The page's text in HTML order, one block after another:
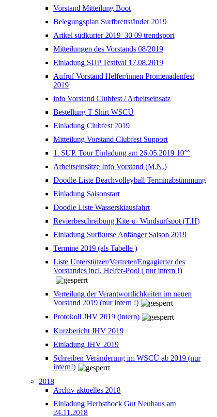
Vorstand Mitteilung Boot
Belegungsplan Surfbrettständer 2019
Arikel südkurier 2019_30 09 trendsport
Mitteilungen des Vorstands 08/2019
Einladung SUP Testival 17.08.2019
Aufruf Vorstand Helfer/innen Promenadenfest
2019
info Vorstand Clubfest / Arbeitseinsatz
Bestellung T-Shirt WSCÜ
Einladung Clubfest 2019
Mitteilung Vorstand Clubfest Support
1. SUP. Tour Einladung am 26.05.2019 10°°
Arbeitseinsätze Info Vorstand (M.N.)
Doodle-Liste Beachvolleyball Terminabstimmung
Einladung Saisonstart
Doodle Liste Wasserskiausfahrt
Revierbeschreibung Kite-u- Windsurfspot (T.H)
Einladung Surfkurse Anfänger Saison 2019
Termine 2019 (als Tabelle )
Liste Unterstützer/Vertreter/Engagierter des
Vorstandes incl. Helfer-Pool ( nur intern !)
Verteilung der Verantwortlichkeiten im neuen
Vorstand 2019 (nur intern !)
Protokoll JHV 2019 (intern)
Kurzbericht JHV 2019
Einladung JHV 2019
Schreiben Veränderung im WSCÜ ab 2019 (nur
intern!)
2018
Archiv aktuelles 2018
Einladung Herbsthock Gut Neuhaus am
24.11.2018